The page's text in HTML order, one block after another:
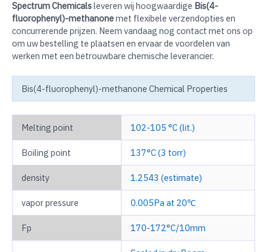
Spectrum Chemicalsleveren wij hoogwaardige Bis(4-
fluorophenyl)-methanonemet flexibele verzendopties en
concurrerende prijzen. Neem vandaag nog contact met ons op
om uw bestelling te plaatsen en ervaar de voordelen van
werken met een betrouwbare chemische leverancier.
Bis(4-fluorophenyl)-methanone Chemical Properties
Melting point 102-105 °C (lit.)
Boiling point 137°C (3 torr)
density 1.2543 (estimate)
vapor pressure 0.005Pa at 20℃
Fp 170-172°C/10mm